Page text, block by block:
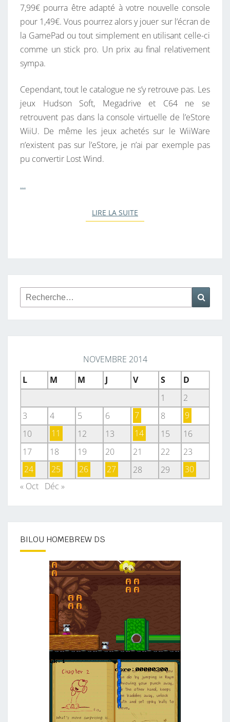
7,99€ pourra être adapté à votre nouvelle console
pour 1,49€. Vous pourrez alors y jouer sur l’écran de
la GamePad ou tout simplement en utilisant celle-ci
comme un stick pro. Un prix au final relativement
sympa.
Cependant, tout le catalogue ne s’y retrouve pas. Les
jeux Hudson Soft, Megadrive et C64 ne se
retrouvent pas dans la console virtuelle de l’eStore
WiiU. De même les jeux achetés sur le WiiWare
n’existent pas sur l’eStore, je n’ai par exemple pas
pu convertir Lost Wind.
…
LIRE LA SUITE
Rechercher :
NOVEMBRE 2014
L
M M J V S
D
1
2
3
4 5 6 7 8
9
10
11 12 13 14 15
16
17
18 19 20 21 22
23
24
25 26 27 28 29
30
« Oct Déc »
BILOU HOMEBREW DS